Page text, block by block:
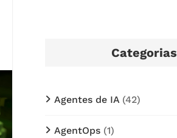
Categorias
Agentes de IA(42)
AgentOps (1)